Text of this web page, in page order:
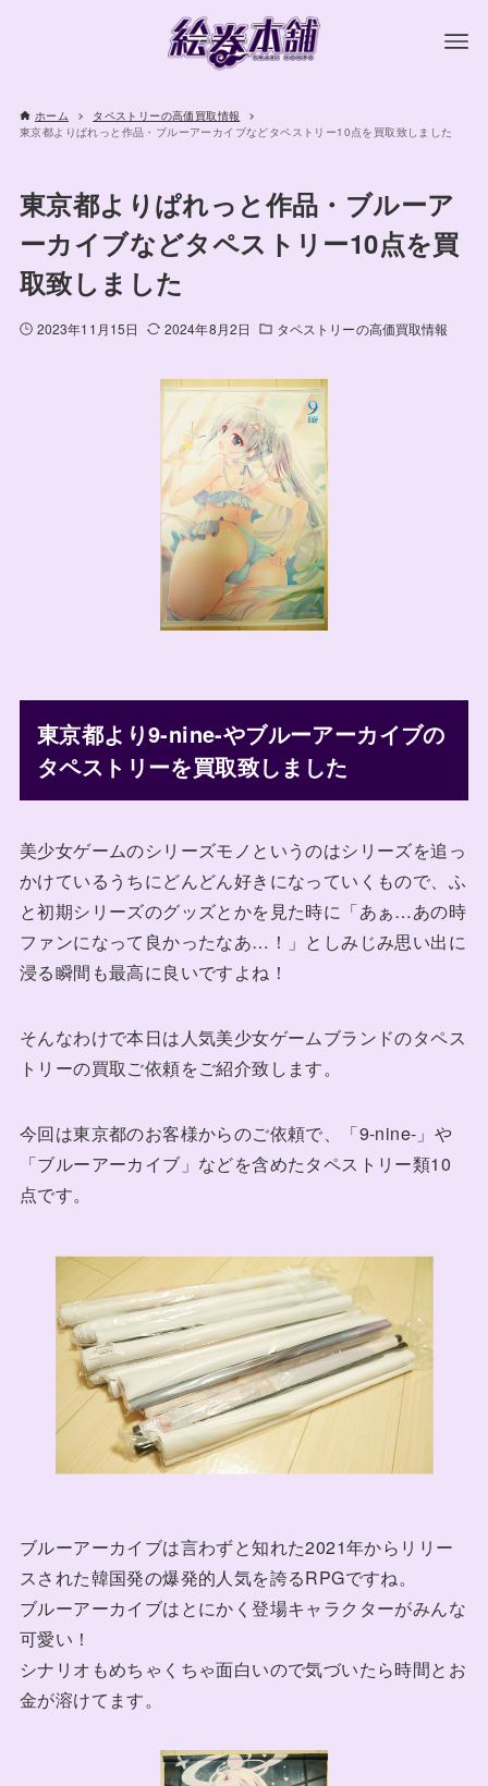
ホーム
タペストリーの高価買取情報
東京都よりぱれっと作品・ブルーアーカイブなどタペストリー10点を買取致しました
東京都よりぱれっと作品・ブルーア
ーカイブなどタペストリー10点を買
取致しました
2023年11月15日 2024年8月2日 タペストリーの高価買取情報
東京都より9-nine-やブルーアーカイブの
タペストリーを買取致しました
美少女ゲームのシリーズモノというのはシリーズを追っ
かけているうちにどんどん好きになっていくもので、ふ
と初期シリーズのグッズとかを見た時に「あぁ…あの時
ファンになって良かったなあ…！」としみじみ思い出に
浸る瞬間も最高に良いですよね！
そんなわけで本日は人気美少女ゲームブランドのタペス
トリーの買取ご依頼をご紹介致します。
今回は東京都のお客様からのご依頼で、「9-nine-」や
「ブルーアーカイブ」などを含めたタペストリー類10
点です。
ブルーアーカイブは言わずと知れた2021年からリリー
スされた韓国発の爆発的人気を誇るRPGですね。
ブルーアーカイブはとにかく登場キャラクターがみんな
可愛い！
シナリオもめちゃくちゃ面白いので気づいたら時間とお
金が溶けてます。